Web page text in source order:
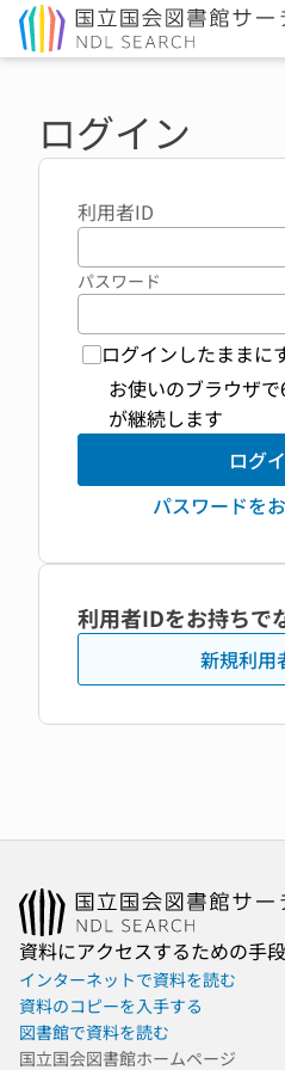
ログイン
利用者ID
パスワード
ログインしたままに
お使いのブラウザ
が継続します
ログ
パスワードを
利用者IDをお持ちで
新規利用
資料にアクセスするための手段
インターネットで資料を読む
資料のコピーを入手する
図書館で資料を読む
国立国会図書館ホームページ